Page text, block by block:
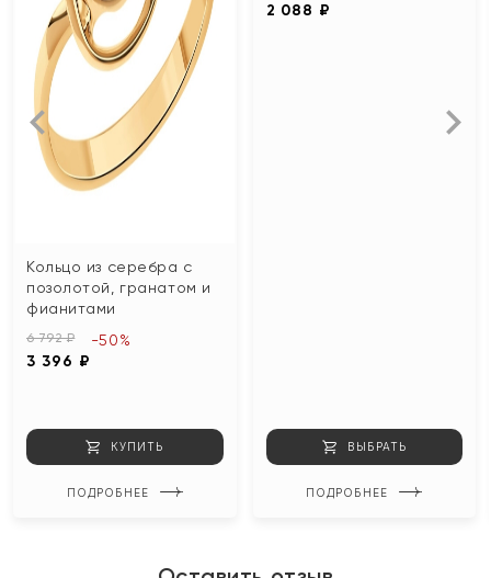
Кольцо из серебра с
позолотой, гранатом и
фианитами
6 792 ₽
3 396 ₽
-50%
КУПИТЬ
ПОДРОБНЕЕ
2 088 ₽
ВЫБРАТЬ
ПОДРОБНЕЕ